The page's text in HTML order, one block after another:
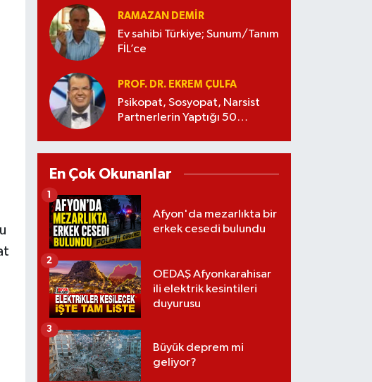
RAMAZAN DEMİR
Ev sahibi Türkiye; Sunum/Tanım
FİL’ce
PROF. DR. EKREM ÇULFA
Psikopat, Sosyopat, Narsist
Partnerlerin Yaptığı 50
En Çok Okunanlar
Afyon'da mezarlıkta bir
erkek cesedi bulundu
1
OEDAŞ Afyonkarahisar
ili elektrik kesintileri
duyurusu
2
Büyük deprem mi
geliyor?
3